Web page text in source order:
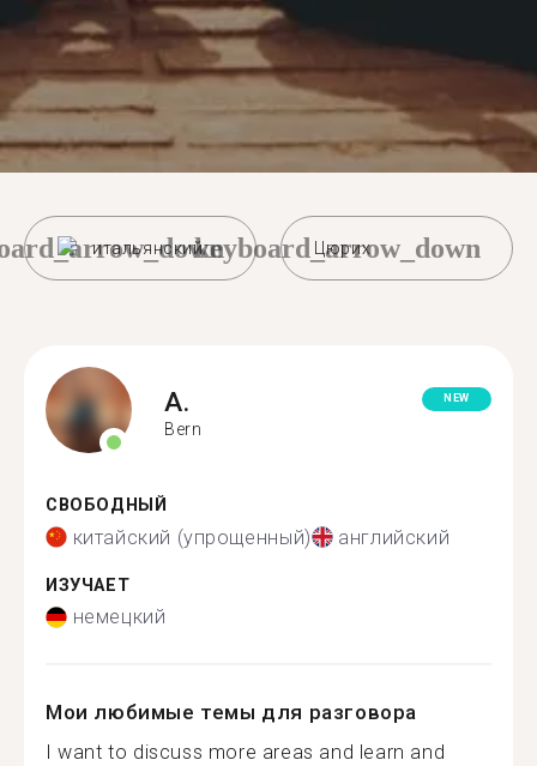
итальянский Цюрих
keyboard_arrow_down
A.
Bern
NEW
СВОБОДНЫЙ
китайский (упрощенный) английский
ИЗУЧАЕТ
немецкий
Мои любимые темы для разговора
I want to discuss more areas and learn and